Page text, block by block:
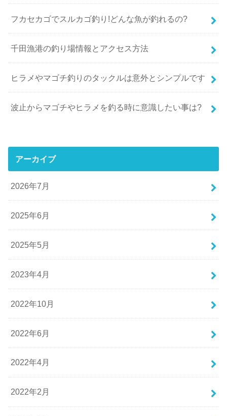
フカセカゴでスルカゴ釣り!どんな魚が釣れるの?
千田漁港の釣り場情報とアクセス方法
ヒラメやマゴチ釣りのタックルは意外とシンプルです
波止からマゴチやヒラメを釣る時に意識したい事は?
アーカイブ
2026年7月
2025年6月
2025年5月
2023年4月
2022年10月
2022年6月
2022年4月
2022年2月